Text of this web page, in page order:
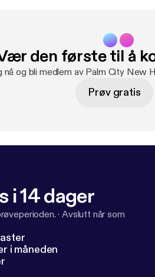
den første til å
nå og bli medlem av Palm City New
Prøv gratis
i 14 dager
·Avslutt når som
i måneden